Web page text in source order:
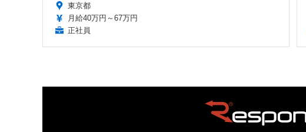
東京都
月給40万円～67万円
正社員